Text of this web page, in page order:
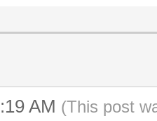
AM (This post